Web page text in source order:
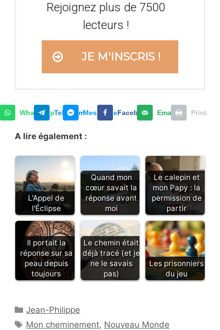
Rejoignez plus de 7500
lecteurs !
JE M'INSCRIS !
WhatsAppTelegramMessengerFacebook Email Print
A lire également :
L'Appel de
l'Éclipse
Quand mon
cœur savait la
réponse avant
moi
Le calepin et
mon Papy : la
permission de
partir
Il portait la
réponse sur sa
peau depuis
toujours
Le chemin était
déjà tracé (et je
ne le savais
pas)
Les prisonniers
du jeu
Catégories
Jean-Philippe
Étiquettes
Mon cheminement, Nouveau Monde